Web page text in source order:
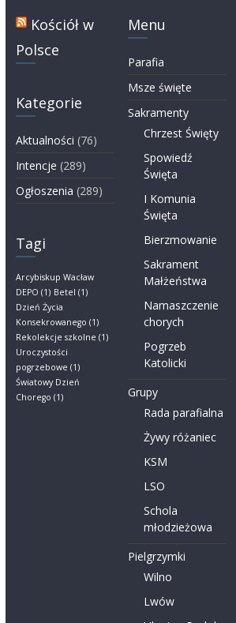
Kościół w
Polsce
Kategorie
Aktualności (76)
Intencje (289)
Ogłoszenia (289)
Tagi
Arcybiskup Wacław
DEPO (1) Betel (1)
Dzień Życia
Konsekrowanego (1)
Rekolekcje szkolne (1)
Uroczystości
pogrzebowe (1)
Światowy Dzień
Chorego (1)
Menu
Parafia
Msze święte
Sakramenty
Chrzest Święty
Spowiedź
Święta
I Komunia
Święta
Bierzmowanie
Sakrament
Małżeństwa
Namaszczenie
chorych
Pogrzeb
Katolicki
Grupy
Rada parafialna
Żywy różaniec
KSM
LSO
Schola
młodzieżowa
Pielgrzymki
Wilno
Lwów